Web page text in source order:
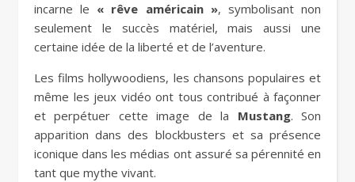
incarne le « rêve américain », symbolisant non
seulement le succès matériel, mais aussi une
certaine idée de la liberté et de l’aventure.
Les films hollywoodiens, les chansons populaires et
même les jeux vidéo ont tous contribué à façonner
et perpétuer cette image de la Mustang. Son
apparition dans des blockbusters et sa présence
iconique dans les médias ont assuré sa pérennité en
tant que mythe vivant.